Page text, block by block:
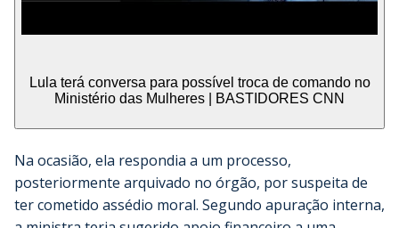
Lula terá conversa para possível troca de comando no
Ministério das Mulheres | BASTIDORES CNN
Na ocasião, ela respondia a um processo,
posteriormente arquivado no órgão, por suspeita de
ter cometido assédio moral. Segundo apuração interna,